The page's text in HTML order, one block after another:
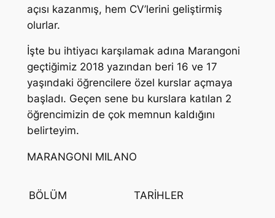
açısı kazanmış, hem CV’lerini geliştirmiş
olurlar.
İşte bu ihtiyacı karşılamak adına Marangoni
geçtiğimiz 2018 yazından beri 16 ve 17
yaşındaki öğrencilere özel kurslar açmaya
başladı. Geçen sene bu kurslara katılan 2
öğrencimizin de çok memnun kaldığını
belirteyim.
MARANGONI MILANO
BÖLÜM TARİHLER